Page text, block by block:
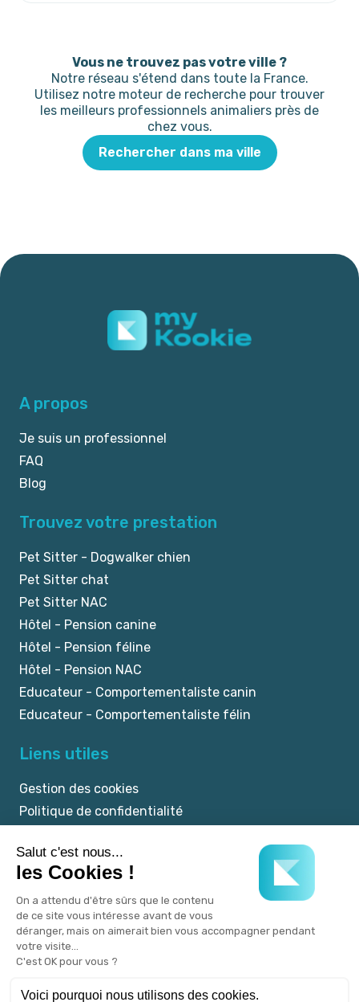
Vous ne trouvez pas votre ville ?
Notre réseau s'étend dans toute la France.
Utilisez notre moteur de recherche pour trouver
les meilleurs professionnels animaliers près de
chez vous.
Rechercher dans ma ville
A propos
Je suis un professionnel
FAQ
Blog
Trouvez votre prestation
Pet Sitter - Dogwalker chien
Pet Sitter chat
Pet Sitter NAC
Hôtel - Pension canine
Hôtel - Pension féline
Hôtel - Pension NAC
Educateur - Comportementaliste canin
Educateur - Comportementaliste félin
Liens utiles
Gestion des cookies
Politique de confidentialité
CGU